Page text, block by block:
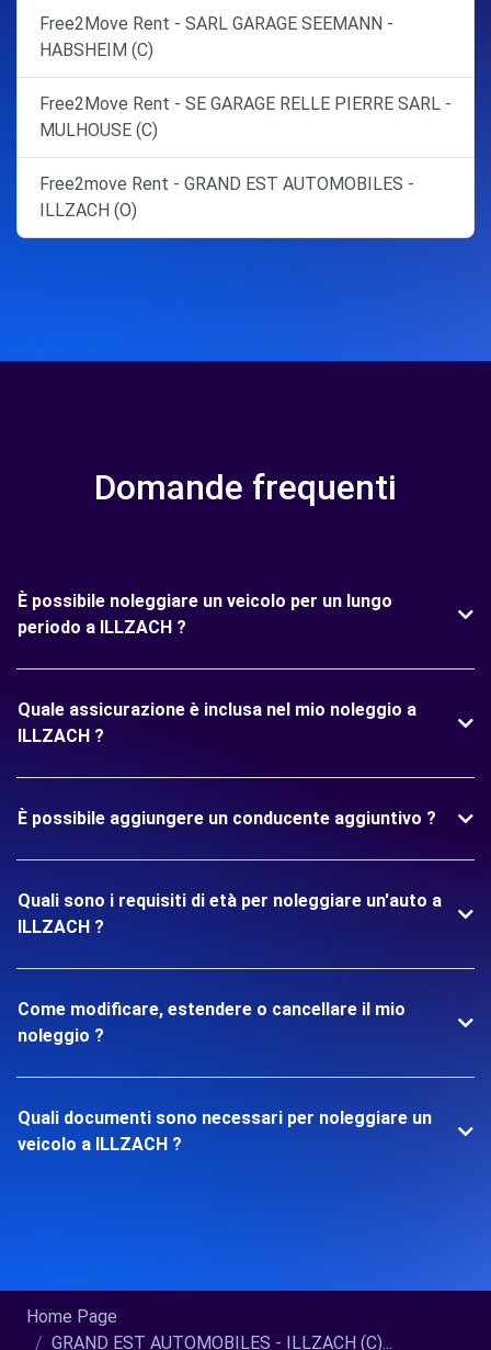
Free2Move Rent - SARL GARAGE SEEMANN -
HABSHEIM (C)
Free2Move Rent - SE GARAGE RELLE PIERRE SARL -
MULHOUSE (C)
Free2move Rent - GRAND EST AUTOMOBILES -
ILLZACH (O)
Domande frequenti
È possibile noleggiare un veicolo per un lungo
periodo a ILLZACH ?
Quale assicurazione è inclusa nel mio noleggio a
ILLZACH ?
È possibile aggiungere un conducente aggiuntivo ?
Quali sono i requisiti di età per noleggiare un'auto a
ILLZACH ?
Come modificare, estendere o cancellare il mio
noleggio ?
Quali documenti sono necessari per noleggiare un
veicolo a ILLZACH ?
Home Page
GRAND EST AUTOMOBILES - ILLZACH (C)...